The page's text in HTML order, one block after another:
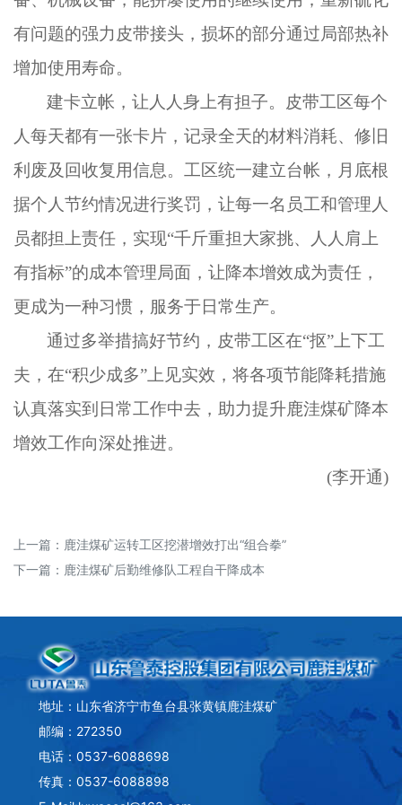
有问题的强力皮带接头，损坏的部分通过局部热补
增加使用寿命。
建卡立帐，让人人身上有担子。皮带工区每个
人每天都有一张卡片，记录全天的材料消耗、修旧
利废及回收复用信息。工区统一建立台帐，月底根
据个人节约情况进行奖罚，让每一名员工和管理人
员都担上责任，实现“千斤重担大家挑、人人肩上
有指标”的成本管理局面，让降本增效成为责任，
更成为一种习惯，服务于日常生产。
通过多举措搞好节约，皮带工区在“抠”上下工
夫，在“积少成多”上见实效，将各项节能降耗措施
认真落实到日常工作中去，助力提升鹿洼煤矿降本
增效工作向深处推进。
(李开通)
上一篇： 鹿洼煤矿运转工区挖潜增效打出“组合拳”
下一篇： 鹿洼煤矿后勤维修队工程自干降成本
地址：山东省济宁市鱼台县张黄镇鹿洼煤矿
邮编：272350
电话：0537-6088698
传真：0537-6088898